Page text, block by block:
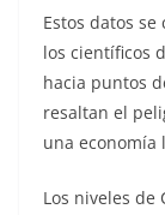
Estos datos
los científicos
hacia puntos
resaltan el
una economía
Los niveles de